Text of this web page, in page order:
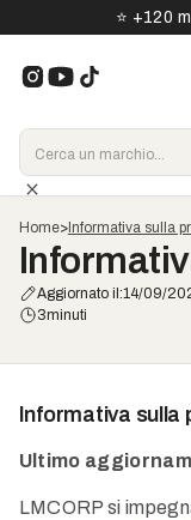
⭐️ +120
Home>Informativa sulla
Aggiornato il:14/09/
3minuti
Informativa sulla
Ultimo
LMCORP si